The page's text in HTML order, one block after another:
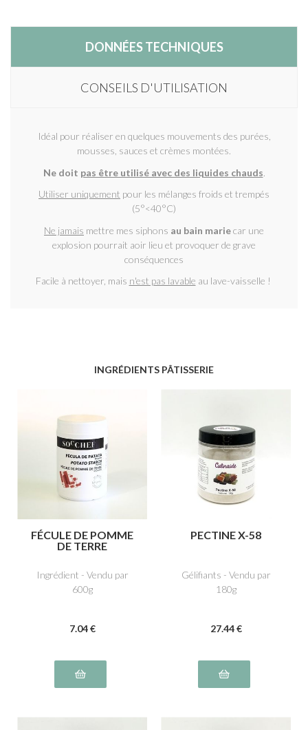
DONNÉES TECHNIQUES
CONSEILS D'UTILISATION
Idéal pour réaliser en quelques mouvements des purées,
mousses, sauces et crèmes montées.
Ne doit pas être utilisé avec des liquides chauds
Utiliser uniquement pour les mélanges froids et trempés
(5°<40°C)
Ne jamais mettre mes siphons au bain mariecar une
explosion pourrait aoir lieu et provoquer de grave
conséquences
Facile à nettoyer, mais n'est pas lavable au lave-vaisselle !
INGRÉDIENTS PÂTISSERIE
FÉCULE DE POMME
DE TERRE
Ingrédient - Vendu par
600g
7.04 €
PECTINE X-58
Gélifiants - Vendu par
180g
27.44 €